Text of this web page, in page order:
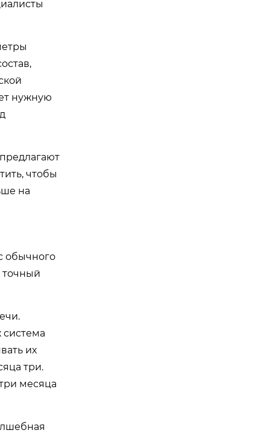
нужную
чтобы
на
обычного
точный
их
три.
месяца